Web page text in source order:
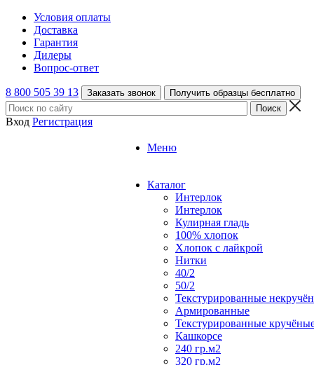
Условия оплаты
Доставка
Гарантия
Дилеры
Вопрос-ответ
8 800 505 39 13 Заказать звонок Получить образцы бесплатно
Вход Регистрация
Меню
Каталог
Интерлок
Интерлок
Кулирная гладь
100% хлопок
Хлопок с лайкрой
Нитки
40/2
50/2
Текстурированные
Армированные
Текстурированные
Кашкорсе
240 гр.м2
320 гр.м2